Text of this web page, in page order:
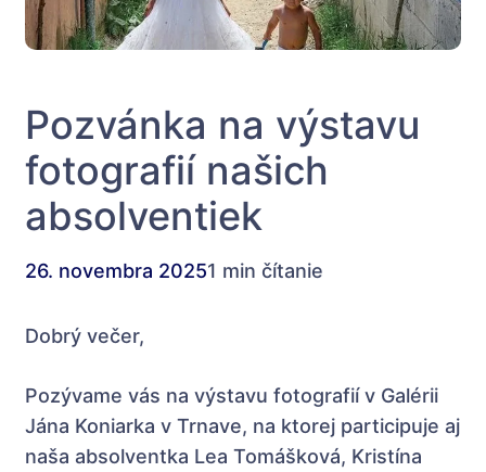
Pozvánka na výstavu
fotografií našich
absolventiek
26. novembra 20251 min čítanie
Dobrý večer,
Pozývame vás na výstavu fotografií v Galérii
Jána Koniarka v Trnave, na ktorej participuje aj
naša absolventka Lea Tomášková, Kristína